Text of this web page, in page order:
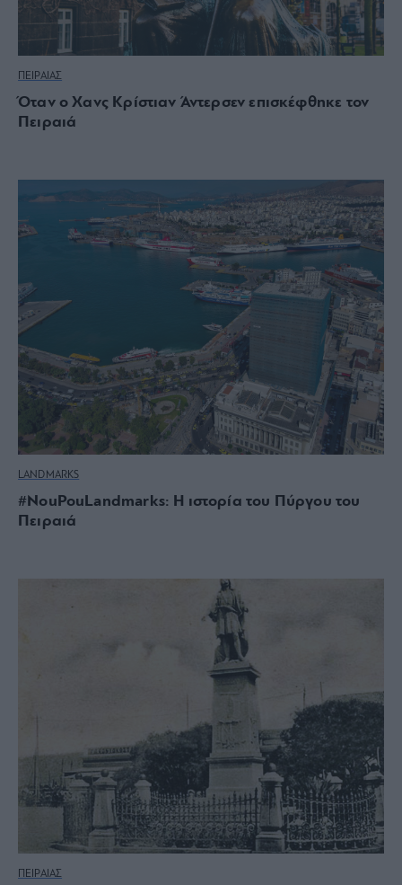
ΠΕΙΡΑΙΑΣ
Όταν ο Χανς Κρίστιαν Άντερσεν επισκέφθηκε τον
Πειραιά
LANDMARKS
#NouPouLandmarks: Η ιστορία του Πύργου του
Πειραιά
ΠΕΙΡΑΙΑΣ